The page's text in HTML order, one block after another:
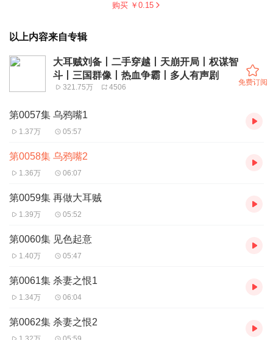
购买 ￥ 0.15
以上内容来自专辑
大耳贼刘备丨二手穿越丨天崩开局丨权谋智
斗丨三国群像丨热血争霸丨多人有声剧
321.75万 4506
免费订阅
第0057集 乌鸦嘴1
1.37万 05:57
第0058集 乌鸦嘴2
1.36万 06:07
第0059集 再做大耳贼
1.39万 05:52
第0060集 见色起意
1.40万 05:47
第0061集 杀妻之恨1
1.34万 06:04
第0062集 杀妻之恨2